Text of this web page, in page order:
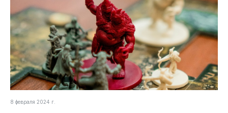
8 февраля 2024 г.